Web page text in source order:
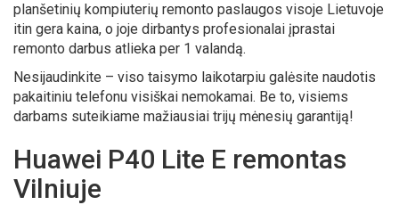
planšetinių kompiuterių remonto paslaugos visoje Lietuvoje
itin gera kaina, o joje dirbantys profesionalai įprastai
remonto darbus atlieka per 1 valandą.
Nesijaudinkite – viso taisymo laikotarpiu galėsite naudotis
pakaitiniu telefonu visiškai nemokamai. Be to, visiems
darbams suteikiame mažiausiai trijų mėnesių garantiją!
Huawei P40 Lite E remontas
Vilniuje